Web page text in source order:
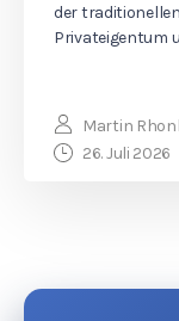
der
Privateigentum
Martin
26. Juli 2026